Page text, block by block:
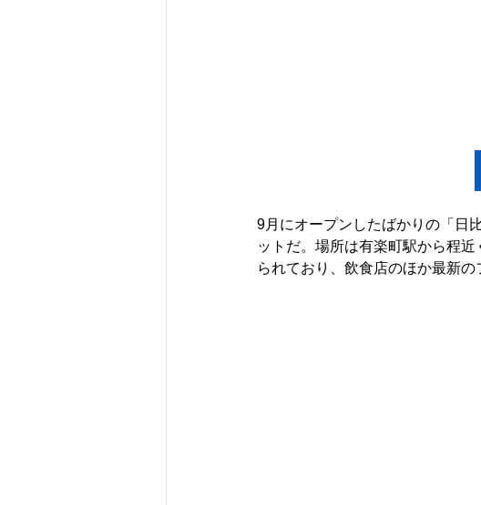
9月にオープンしたばかりの「日
ットだ。場所は有楽町駅から程
られており、飲食店のほか最新の